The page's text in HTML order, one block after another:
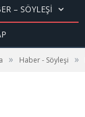
– SÖYLEŞI
» Haber - Söyleşi »